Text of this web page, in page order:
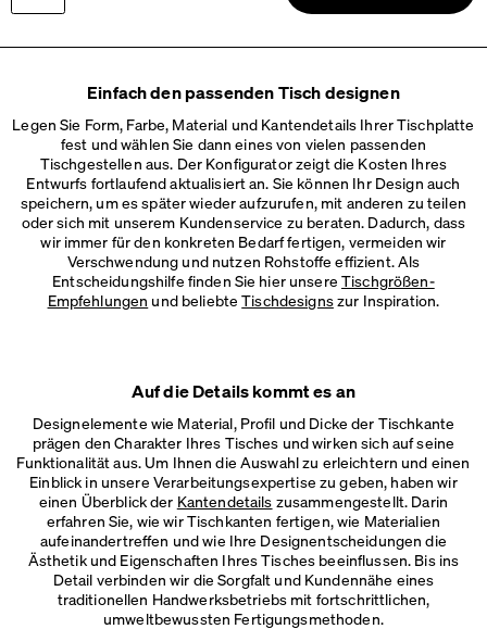
ROUND Kabeldurchlassdeckel
LINO Kabelwanne
Kabelablage aus Linoleum und Bonded Leather
ROD Kabelwanne
Metall-Kabelablage, 2 Größen
An Tischplatte anpassen
Tischbeinprofil:
Rechteckig
Rund
Einfach den passenden Tisch designen
Legen Sie Form, Farbe, Material und Kantendetails Ihrer Tischplatte
fest und wählen Sie dann eines von vielen passenden
Tischgestellen aus. Der Konfigurator zeigt die Kosten Ihres
Entwurfs fortlaufend aktualisiert an. Sie können Ihr Design auch
speichern, um es später wieder aufzurufen, mit anderen zu teilen
oder sich mit unserem Kundenservice zu beraten. Dadurch, dass
wir immer für den konkreten Bedarf fertigen, vermeiden wir
Verschwendung und nutzen Rohstoffe effizient. Als
Entscheidungshilfe finden Sie hier unsereTischgrößen-
Empfehlungen und beliebteTischdesignszur Inspiration.
Auf die Details kommt es an
Designelemente wie Material, Profil und Dicke der Tischkante
prägen den Charakter Ihres Tisches und wirken sich auf seine
Funktionalität aus. Um Ihnen die Auswahl zu erleichtern und einen
Einblick in unsere Verarbeitungsexpertise zu geben, haben wir
einen Überblick der Kantendetails zusammengestellt. Darin
erfahren Sie, wie wir Tischkanten fertigen, wie Materialien
aufeinandertreffen und wie Ihre Designentscheidungen die
Ästhetik und Eigenschaften Ihres Tisches beeinflussen. Bis ins
Detail verbinden wir die Sorgfalt und Kundennähe eines
traditionellen Handwerksbetriebs mit fortschrittlichen,
umweltbewussten Fertigungsmethoden.